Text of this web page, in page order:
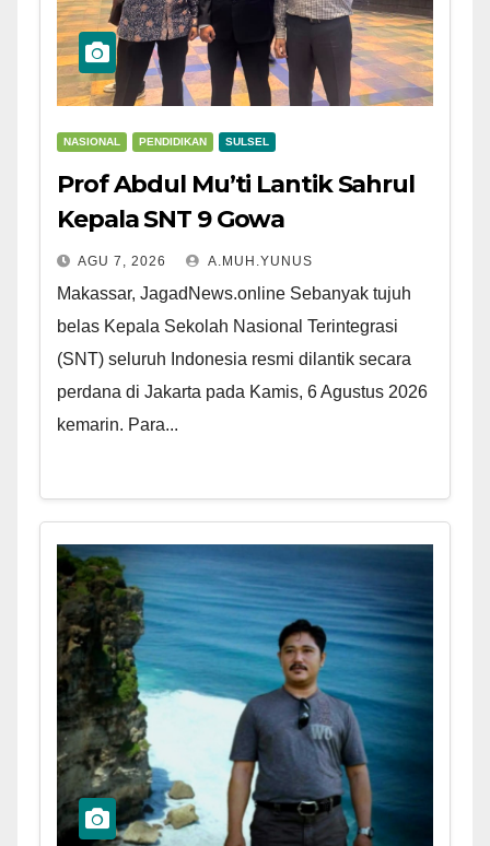
NASIONAL PENDIDIKAN SULSEL
Prof Abdul Mu’ti Lantik Sahrul
Kepala SNT 9 Gowa
AGU 7, 2026 A.MUH.YUNUS
Makassar, JagadNews.online Sebanyak tujuh
belas Kepala Sekolah Nasional Terintegrasi
(SNT) seluruh Indonesia resmi dilantik secara
perdana di Jakarta pada Kamis, 6 Agustus 2026
kemarin. Para...